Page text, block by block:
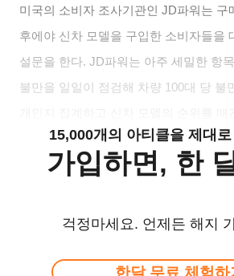
미국의 소비자 조사기관인
JD파워는 구
후에야 신차 모델을 구입한 소비자들을
설문을 한다. JD파워는 아주 세밀한 항
불만을 일일이 점검해 차량 100대 당 불
15,000개의 아티클을 제대
가입하면, 한
걱정마세요. 언제든 해지
한달 무료 체험하